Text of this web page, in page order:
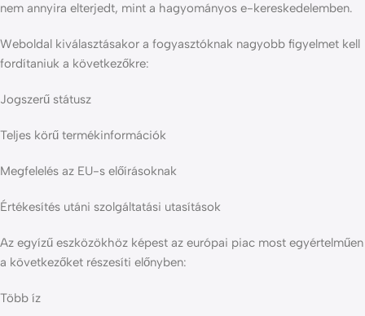
nem annyira elterjedt, mint a hagyományos e-kereskedelemben.
Weboldal kiválasztásakor a fogyasztóknak nagyobb figyelmet kell
fordítaniuk a következőkre:
Jogszerű státusz
Teljes körű termékinformációk
Megfelelés az EU-s előírásoknak
Értékesítés utáni szolgáltatási utasítások
Az egyízű eszközökhöz képest az európai piac most egyértelműen
a következőket részesíti előnyben:
Több íz